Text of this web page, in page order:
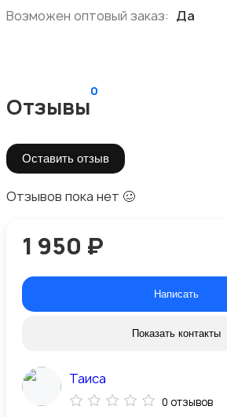
Возможен оптовый заказ: Да
Отзывы
0
Оставить отзыв
Отзывов пока нет 🥴
1 950 ₽
Написать
Показать контакты
Таиса
0 отзывов